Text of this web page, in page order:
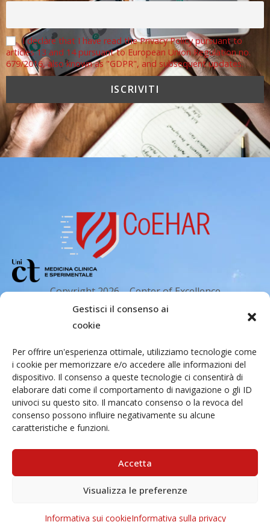
Gestisci il consenso ai
cookie
Per offrire un'esperienza ottimale, utilizziamo tecnologie come
i cookie per memorizzare e/o accedere alle informazioni del
dispositivo. Il consenso a queste tecnologie ci consentirà di
elaborare dati come il comportamento di navigazione o gli ID
univoci su questo sito. Il mancato consenso o la revoca del
consenso possono influire negativamente su alcune
caratteristiche e funzioni.
Accetta
Visualizza le preferenze
Informativa sui cookieInformativa sulla privacy
I declare that I have read the Privacy Policy pursuant to
articles 13 and 14 pursuant to European Union Regulation no.
679/2016, also known as "GDPR", and subsequent updates.
Copyright 2026 – Center of Excellence
for the acceleration of Harm Reduction.
Tutti i diritti riservati.
Indirizzo email
Via Santa Sofia 89, 95123 Catania
cr.coehar@unict.it